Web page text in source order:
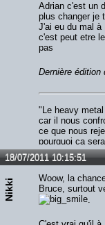
Adrian c'est un
plus changer je
J'ai eu du mal
c'est peut etre
pas
Dernière édition
"Le heavy
car il nous
ce que nous
pourquoi ça
18/07/2011 10:15:51
Nikki Woow, la
Bruce, surtout